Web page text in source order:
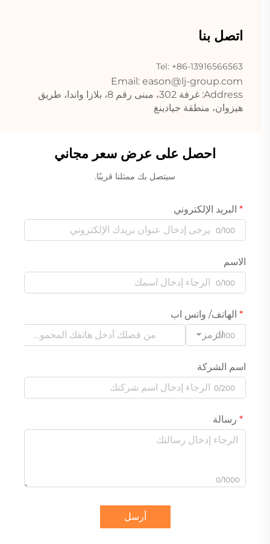
اتصل بنا
Tel: +86-13916566563
Email: eason@lj-group.com
Address: غرفة 302، مبنى رقم 8، بلازا واندا، طريق
هيزوان، منطقة جيادينغ
احصل على عرض سعر مجاني
سيتصل بك ممثلنا قريبًا.
البريد الإلكتروني
0/100
الاسم
0/100
الهاتف/ واتس اب
الرمز0/100
اسم الشركة
0/200
رسالة
0/1000
أرسل